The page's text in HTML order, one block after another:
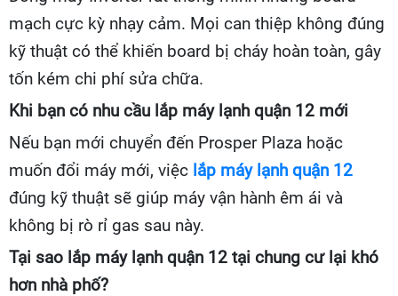
mạch cực kỳ nhạy cảm. Mọi can thiệp không đúng
kỹ thuật có thể khiến board bị cháy hoàn toàn, gây
tốn kém chi phí sửa chữa.
Khi bạn có nhu cầu lắp máy lạnh quận 12 mới
Nếu bạn mới chuyển đến Prosper Plaza hoặc
muốn đổi máy mới, việc lắp máy lạnh quận 12
đúng kỹ thuật sẽ giúp máy vận hành êm ái và
không bị rò rỉ gas sau này.
Tại sao lắp máy lạnh quận 12 tại chung cư lại khó
hơn nhà phố?